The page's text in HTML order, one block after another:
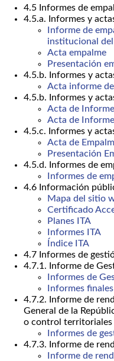
4.5 Informes de
4.5.a. Informes y
Informe de
institucional del
Acta empalme
Presentación
4.5.b. Informes y
Acta informe
4.5.b. Informes y
Acta de
Acta de
4.5.c. Informes y
Acta de
Presentación
4.5.d. Informes de
Informes de
4.6 Información
Mapa del sitio
Certificado
Planes ITA
Informes ITA
Índice ITA
4.7 Informes de
4.7.1. Informe de
Informes de
Informes finales
4.7.2. Informe de
General de la
o control territoriales
Informes de
4.7.3. Informe de
Informe de